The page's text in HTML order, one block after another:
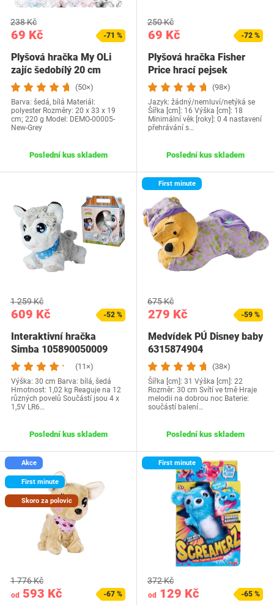
69 Kč
238 Kč
-71 %
Plyšová hračka My OLi
zajíc šedobílý 20 cm
(50×)
Barva: šedá, bílá Materiál:
polyester Rozměry: 20 x 33 x 19
cm; 220 g Model: ‎DEMO-00005-
New-Grey
Poslední kus skladem
69 Kč
250 Kč
-72 %
Plyšová hračka Fisher
Price hrací pejsek
(98×)
Jazyk: žádný/nemluví/netýká se
Šířka [cm]: 16 Výška [cm]: 18
Minimální věk [roky]: 0 4 nastavení
přehrávání s…
Poslední kus skladem
609 Kč
1 259 Kč
-52 %
Interaktivní hračka
Simba 105890050009
(11×)
Výška: 30 cm Barva: bílá, šedá
Hmotnost: 1,02 kg Reaguje na 12
různých povelů Součástí jsou 4 x
1,5V LR6…
Poslední kus skladem
First minute
279 Kč
675 Kč
-59 %
Medvídek PÚ Disney baby
6315874904
(38×)
Šířka [cm]: 31 Výška [cm]: 22
Rozměr: 30 cm Svítí ve tmě Hraje
melodii na dobrou noc Baterie:
součástí balení…
Poslední kus skladem
Akce
First minute
Skoro za polovic
od 593 Kč
1 776 Kč
-67 %
First minute
od 129 Kč
372 Kč
-65 %